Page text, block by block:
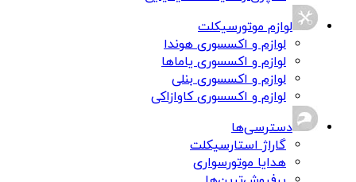
لوازم موتورسیکلت
لوازم و اکسسوری هوندا
لوازم و اکسسوری یاماها
لوازم و اکسسوری بنلی
لوازم و اکسسوری کاوازاکی
دسترسی‌ها
گاراژ استارسیکلت
هدایا موتورسواری